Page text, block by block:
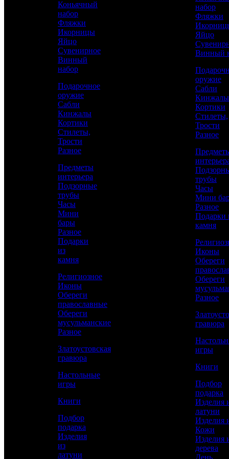
Аристократ
265 830 р.
Рассчитать доставку СДЭК
РАССЧИТАТЬ
Токарные, Слесарные, Художественное
литье, Полировка, Рисовка кистью,
Гравирование по лаку, Травление,
Подрезка штихелем, Никелирование,
Коньячный
набор
Фляжки
Икорницы
Яйцо
Сувенирное
Винный
набор
Подарочное
оружие
Сабли
Кинжалы
Кортики
Стилеты,
Трости
Разное
Предметы
интерьера
Подзорные
трубы
Часы
Мини
бары
Разное
Подарки
из
камня
Религиозное
Иконы
Обереги
православные
Обереги
мусульманские
Разное
Златоустовская
гравюра
Настольные
игры
Книги
Подбор
подарка
Изделия
из
латуни
набор
Фляжки
Яйцо
Винный
оружие
Сабли
Кинжалы
Кортики
Стилеты,
Трости
Разное
трубы
Часы
Мини
Разное
Подарки
камня
Иконы
Обереги
Обереги
Разное
гравюра
игры
Книги
Подбор
подарка
Изделия
латуни
Изделия
Кожи
Изделия
дерева
День